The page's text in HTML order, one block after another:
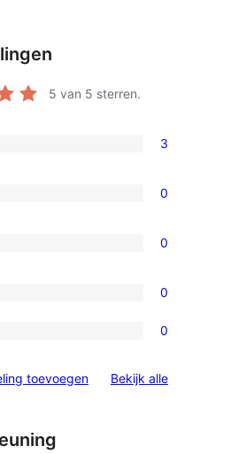
5 van 5 sterren.
3
0
0
0
0
toevoegen Bekijk alle